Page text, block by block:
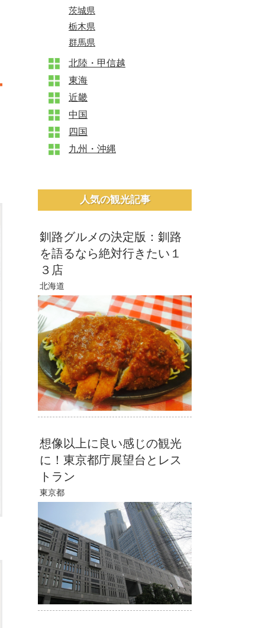
茨城県
栃木県
群馬県
北陸・甲信越
東海
近畿
中国
四国
九州・沖縄
人気の観光記事
釧路グルメの決定版：釧路
を語るなら絶対行きたい１
３店
北海道
想像以上に良い感じの観光
に！東京都庁展望台とレス
トラン
東京都